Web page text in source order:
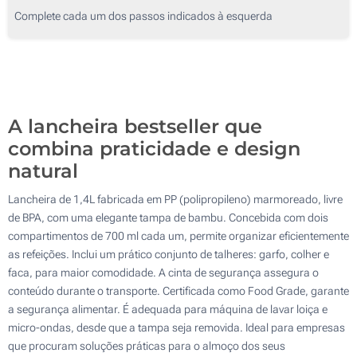
125
Complete cada um dos passos indicados à esquerda
A lancheira bestseller que
combina praticidade e design
natural
Lancheira de 1,4L fabricada em PP (polipropileno) marmoreado, livre
de BPA, com uma elegante tampa de bambu. Concebida com dois
compartimentos de 700 ml cada um, permite organizar eficientemente
as refeições. Inclui um prático conjunto de talheres: garfo, colher e
faca, para maior comodidade. A cinta de segurança assegura o
conteúdo durante o transporte. Certificada como Food Grade, garante
a segurança alimentar. É adequada para máquina de lavar loiça e
micro-ondas, desde que a tampa seja removida. Ideal para empresas
que procuram soluções práticas para o almoço dos seus